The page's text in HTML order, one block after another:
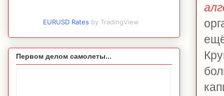
EURUSD Rates by TradingView
Первом делом самолеты...